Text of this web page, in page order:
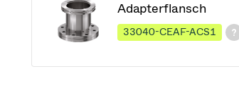
Adapterflansch
33040-CEAF-ACS1